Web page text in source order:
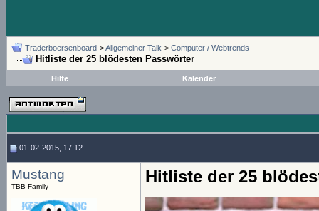
Traderboersenboard >Allgemeiner Talk > Computer / Webtrends
Hitliste der 25 blödesten Passwörter
Hilfe Kalender
01-02-2015, 17:12
Mustang
TBB Family
Hitliste der 25